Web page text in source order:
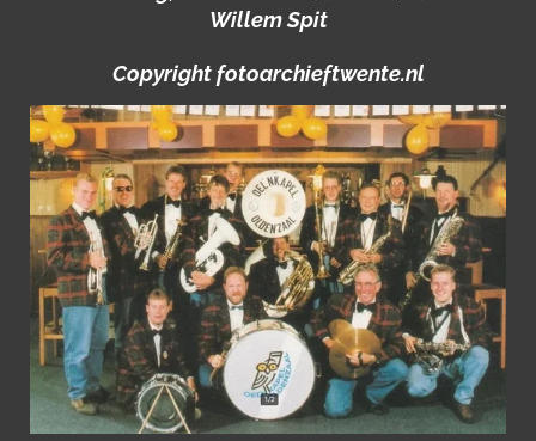
Willem Spit
Copyright fotoarchieftwente.nl